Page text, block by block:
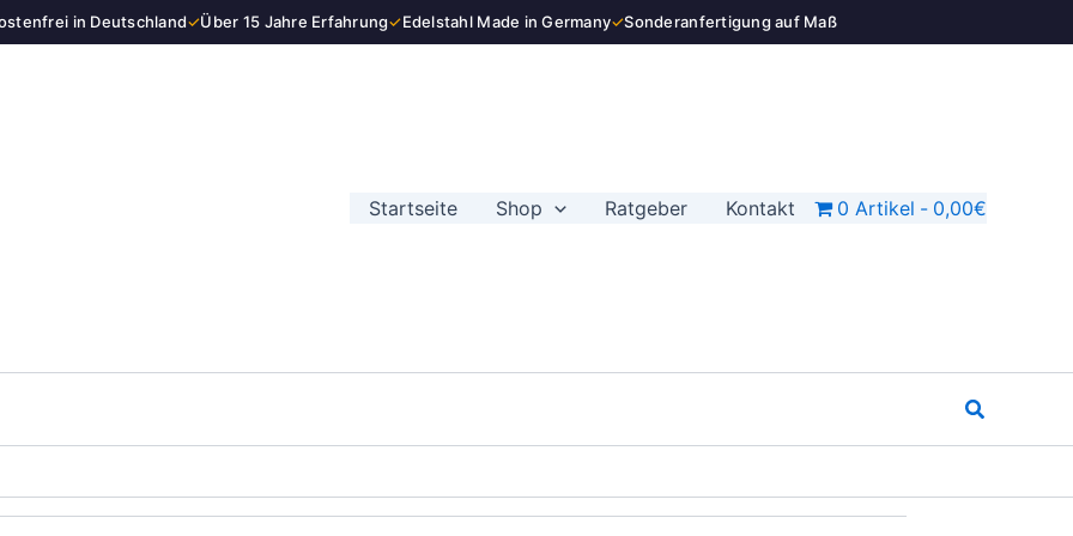
in Deutschland✓Über 15 Jahre Erfahrung✓Edelstahl Made in Germany✓Sonderanfertigung auf Maß
Startseite Shop Ratgeber Kontakt 0 Artikel 0,00€
Suchen